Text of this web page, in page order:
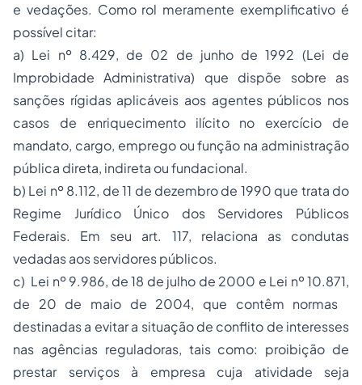
e vedações. Como rol meramente exemplificativo é
possível citar:
a) Lei nº 8.429, de 02 de junho de 1992 (Lei de
Improbidade Administrativa) que dispõe sobre as
sanções rígidas aplicáveis aos agentes públicos nos
casos de enriquecimento ilícito no exercício de
mandato, cargo, emprego ou função na administração
pública direta, indireta ou fundacional.
b) Lei nº 8.112, de 11 de dezembro de 1990 que trata do
Regime Jurídico Único dos Servidores Públicos
Federais. Em seu art. 117, relaciona as condutas
vedadas aos servidores públicos.
c) Lei nº 9.986, de 18 de julho de 2000 e Lei nº 10.871,
de 20 de maio de 2004, que contêm normas
destinadas a evitar a situação de conflito de interesses
nas agências reguladoras, tais como: proibição de
prestar serviços à empresa cuja atividade seja